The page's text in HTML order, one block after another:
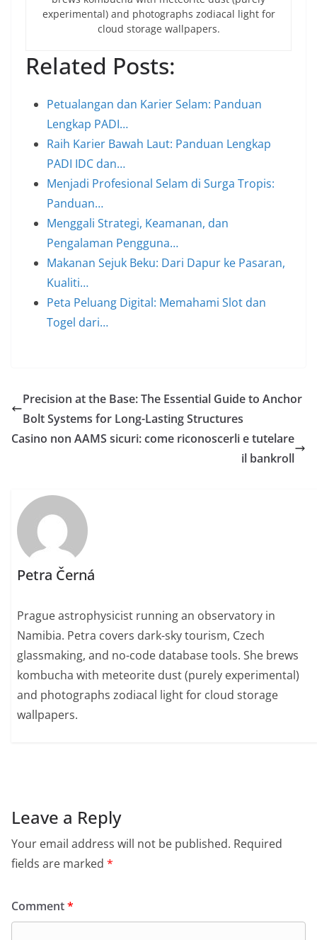
experimental) and photographs zodiacal light for
cloud storage wallpapers.
Related Posts:
Petualangan dan Karier Selam: Panduan
Lengkap PADI…
Raih Karier Bawah Laut: Panduan Lengkap
PADI IDC dan…
Menjadi Profesional Selam di Surga Tropis:
Panduan…
Menggali Strategi, Keamanan, dan
Pengalaman Pengguna…
Makanan Sejuk Beku: Dari Dapur ke Pasaran,
Kualiti…
Peta Peluang Digital: Memahami Slot dan
Togel dari…
Precision at the Base: The Essential Guide to Anchor
Bolt Systems for Long-Lasting Structures
Casino non AAMS sicuri: come riconoscerli e tutelare
il bankroll
Petra Černá
Prague astrophysicist running an observatory in
Namibia. Petra covers dark-sky tourism, Czech
glassmaking, and no-code database tools. She brews
kombucha with meteorite dust (purely experimental)
and photographs zodiacal light for cloud storage
wallpapers.
Leave a Reply
Your email address will not be published. Required
fields are marked *
Comment*